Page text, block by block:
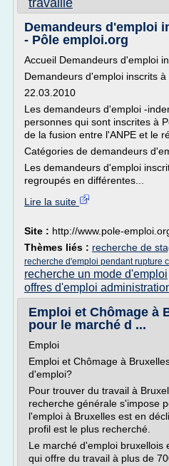
travaille
Demandeurs d'emploi
- Pôle emploi.org
Accueil Demandeurs d'emploi
Demandeurs d'emploi inscrits à
22.03.2010
Les demandeurs d'emploi -
personnes qui sont inscrites à
de la fusion entre l'ANPE et le
Catégories de demandeurs
Les demandeurs d'emploi
regroupés en différentes...
Lire la suite
Site : http://www.pole-
Thèmes liés : recherche de
recherche d'emploi pendant rupture
recherche un mode d'emploi
offres d'emploi
Emploi et Chômage à
pour le marché d ...
Emploi
Emploi et Chômage à
d'emploi?
Pour trouver du travail à
recherche générale s'impose
l'emploi à Bruxelles est en
profil est le plus recherché.
Le marché d'emploi bruxellois
qui offre du travail à plus de